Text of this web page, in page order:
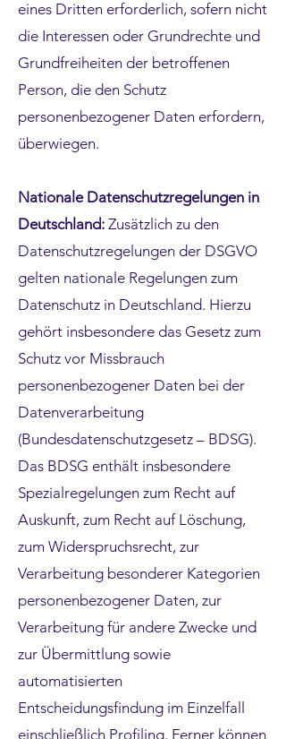
eines Dritten erforderlich, sofern nicht
die Interessen oder Grundrechte und
Grundfreiheiten der betroffenen
Person, die den Schutz
personenbezogener Daten erfordern,
überwiegen.
Nationale Datenschutzregelungen in
Deutschland: Zusätzlich zu den
Datenschutzregelungen der DSGVO
gelten nationale Regelungen zum
Datenschutz in Deutschland. Hierzu
gehört insbesondere das Gesetz zum
Schutz vor Missbrauch
personenbezogener Daten bei der
Datenverarbeitung
(Bundesdatenschutzgesetz – BDSG).
Das BDSG enthält insbesondere
Spezialregelungen zum Recht auf
Auskunft, zum Recht auf Löschung,
zum Widerspruchsrecht, zur
Verarbeitung besonderer Kategorien
personenbezogener Daten, zur
Verarbeitung für andere Zwecke und
zur Übermittlung sowie
automatisierten
Entscheidungsfindung im Einzelfall
einschließlich Profiling. Ferner können